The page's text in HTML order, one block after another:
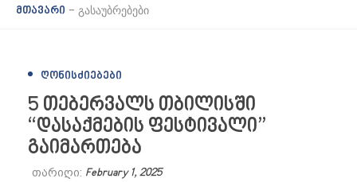
მთავარი - გასაუბრებები
ᲦᲝᲜᲘᲡᲫᲘᲔᲑᲔᲑᲘ
5 თებერვალს თბილისში
“დასაქმების ფესტივალი”
გაიმართება
თარიღი: February 1, 2025